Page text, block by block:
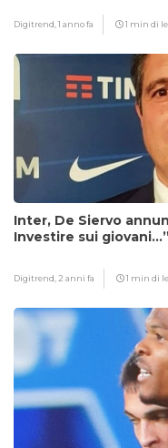
Digitrend,1 anno fa 1 min di
Inter, De Siervo
Investire sui giovani…”
Digitrend, 2 anni fa 1 min di